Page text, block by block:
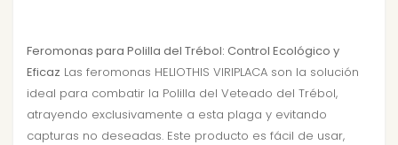
Feromonas para Polilla del Trébol: Control Ecológico y
Eficaz Las feromonas HELIOTHIS VIRIPLACA son la solución
ideal para combatir la Polilla del Veteado del Trébol,
atrayendo exclusivamente a esta plaga y evitando
capturas no deseadas. Este producto es fácil de usar,